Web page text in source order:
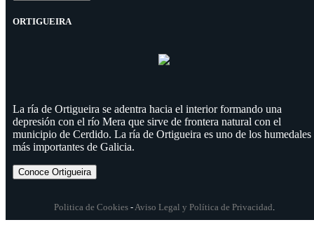
ORTIGUEIRA
La ría de Ortigueira se adentra hacia el interior formando una
depresión con el río Mera que sirve de frontera natural con el
municipio de Cerdido. La ría de Ortigueira es uno de los humedales
más importantes de Galicia.
Conoce Ortigueira
Politica de Cookies-Aviso Legal y Política de Privacidad.